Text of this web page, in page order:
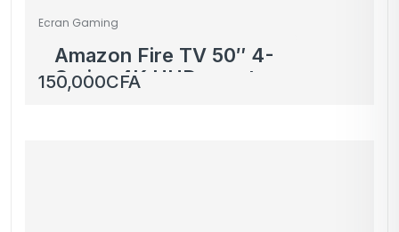
Ecran Gaming
Amazon Fire TV 50″ 4-
Series 4K UHD smart
TV
150,000CFA